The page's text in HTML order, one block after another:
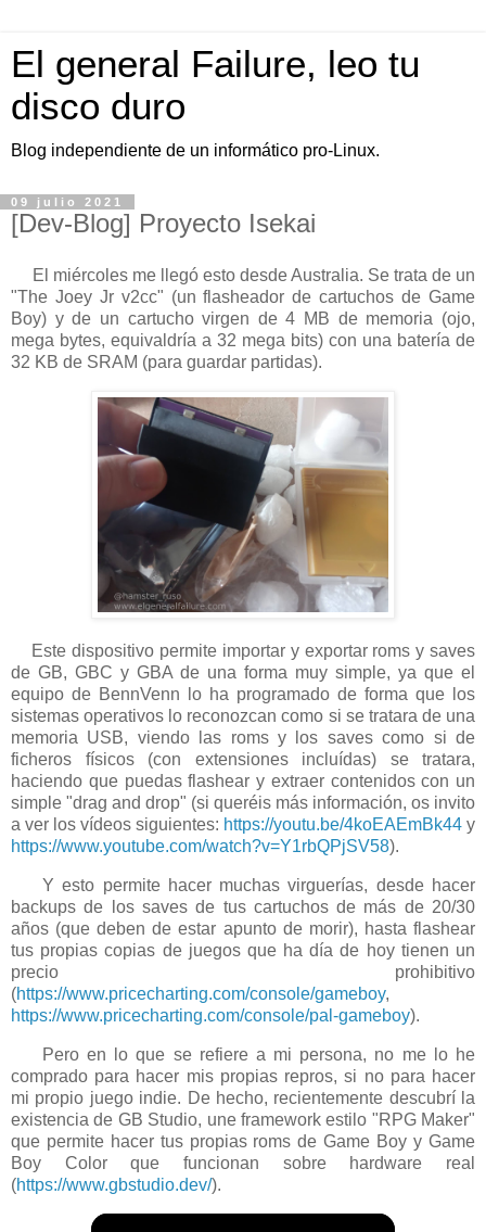
El general Failure, leo tu
disco duro
Blog independiente de un informático pro-Linux.
09 julio 2021
[Dev-Blog] Proyecto Isekai
El miércoles me llegó esto desde Australia. Se trata de un
"The Joey Jr v2cc" (un flasheador de cartuchos de Game
Boy) y de un cartucho virgen de 4 MB de memoria (ojo,
mega bytes, equivaldría a 32 mega bits) con una batería de
32 KB de SRAM (para guardar partidas).
Este dispositivo permite importar y exportar roms y saves
de GB, GBC y GBA de una forma muy simple, ya que el
equipo de BennVenn lo ha programado de forma que los
sistemas operativos lo reconozcan como si se tratara de una
memoria USB, viendo las roms y los saves como si de
ficheros físicos (con extensiones incluídas) se tratara,
haciendo que puedas flashear y extraer contenidos con un
simple "drag and drop" (si queréis más información, os invito
a ver los vídeos siguientes: https://youtu.be/4koEAEmBk44 y
https://www.youtube.com/watch?v=Y1rbQPjSV58).
Y esto permite hacer muchas virguerías, desde hacer
backups de los saves de tus cartuchos de más de 20/30
años (que deben de estar apunto de morir), hasta flashear
tus propias copias de juegos que ha día de hoy tienen un
precio prohibitivo
(https://www.pricecharting.com/console/gameboy,
https://www.pricecharting.com/console/pal-gameboy).
Pero en lo que se refiere a mi persona, no me lo he
comprado para hacer mis propias repros, si no para hacer
mi propio juego indie. De hecho, recientemente descubrí la
existencia de GB Studio, une framework estilo "RPG Maker"
que permite hacer tus propias roms de Game Boy y Game
Boy Color que funcionan sobre hardware real
(https://www.gbstudio.dev/).